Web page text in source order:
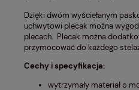
Dzięki dwóm wyściełanym
uchwytowi plecak można
plecach. Plecak można
przymocować do każdego
Cechy i specyfikacja:
wytrzymały materiał o